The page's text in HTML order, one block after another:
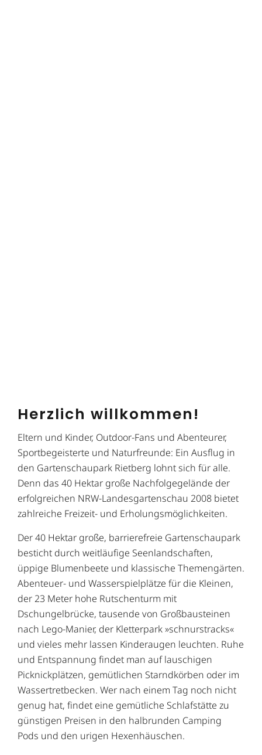
Herzlich willkommen!
Eltern und Kinder, Outdoor-Fans und Abenteurer,
Sportbegeisterte und Naturfreunde: Ein Ausflug in
den Gartenschaupark Rietberg lohnt sich für alle.
Denn das 40 Hektar große Nachfolgegelände der
erfolgreichen NRW-Landesgartenschau 2008 bietet
zahlreiche Freizeit- und Erholungsmöglichkeiten.
Der 40 Hektar große, barrierefreie Gartenschaupark
besticht durch weitläufige Seenlandschaften,
üppige Blumenbeete und klassische Themengärten.
Abenteuer- und Wasserspielplätze für die Kleinen,
der 23 Meter hohe Rutschenturm mit
Dschungelbrücke, tausende von Großbausteinen
nach Lego-Manier, der Kletterpark »schnurstracks«
und vieles mehr lassen Kinderaugen leuchten. Ruhe
und Entspannung findet man auf lauschigen
Picknickplätzen, gemütlichen Starndkörben oder im
Wassertretbecken. Wer nach einem Tag noch nicht
genug hat, findet eine gemütliche Schlafstätte zu
günstigen Preisen in den halbrunden Camping
Pods und den urigen Hexenhäuschen.